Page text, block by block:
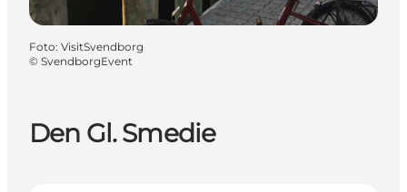
Den Gl. Smedie
Foto: VisitSvendborg
© SvendborgEvent